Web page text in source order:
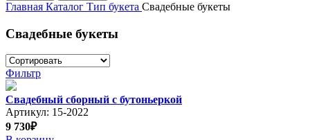
Главная Каталог Тип букета Свадебные букеты
Свадебные букеты
Фильтр
Свадебный сборный с бутоньеркой
Артикул: 15-2022
9 730₽